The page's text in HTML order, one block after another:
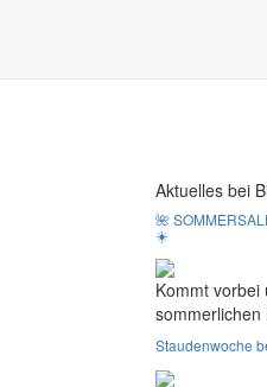
Aktuelles bei
🌺
☀️
Kommt vorbei
Staudenwoche